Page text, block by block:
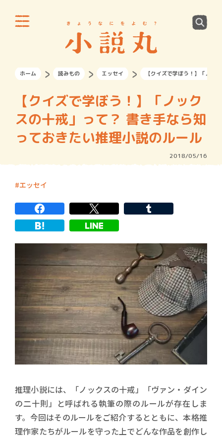
ホーム 読みもの エッセイ 【クイズで学ぼう！】「ノッ
【クイズで学ぼう！】「ノック
スの十戒」って？ 書き手なら知
っておきたい推理小説のルール
2018/05/16
エッセイ
推理小説には、「ノックスの十戒」「ヴァン・ダイン
の二十則」と呼ばれる執筆の際のルールが存在しま
す。今回はそのルールをご紹介するとともに、本格推
理作家たちがルールを守った上でどんな作品を創作し